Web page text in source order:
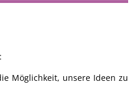
Möglichkeit, unsere Ideen zu